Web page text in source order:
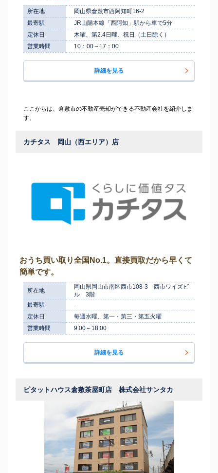
所在地
岡山県倉敷市西阿知町16-2
最寄駅
JR山陽本線「西阿知」駅から車で5分
定休日
木曜、第2.4日曜、祝日（土日除く）
営業時間
10：00～17：00
詳細を見る
ここからは、倉敷市の不動産売却ができる不動産会社を紹介しま
す。
カチタス 岡山（西エリア）店
おうち買い取り全国No.1。直接買取だから早くて
簡単です。
所在地
岡山県岡山市南区西市108-3 西市ワイズビ
ル 3階
最寄駅
-
定休日
毎週水曜、第一・第三・第五火曜
営業時間
9:00～18:00
詳細を見る
ピタットハウス倉敷茶屋町店 株式会社サンタカ